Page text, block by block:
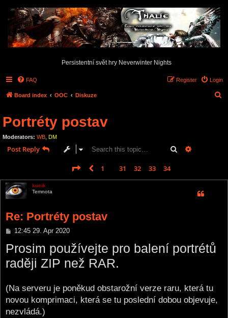
Persistentní svět hry Neverwinter Nights
FAQ Login
Register
Board index OOC Diskuze
Portréty postav
Moderators: WB DM
Post Reply Search
Page 35 35
Previous
1 31 32 33 34
kucik
Temnota
Re: Portréty postav
P
s
12:45 29. Apr 2020
Prosim používejte pro balení portrétů
raději ZIP než RAR.
(Na serveru je poněkud obstarožní verze raru, která tu
novou komprimaci, která se tu poslední dobou objevuje,
nezvládá.)